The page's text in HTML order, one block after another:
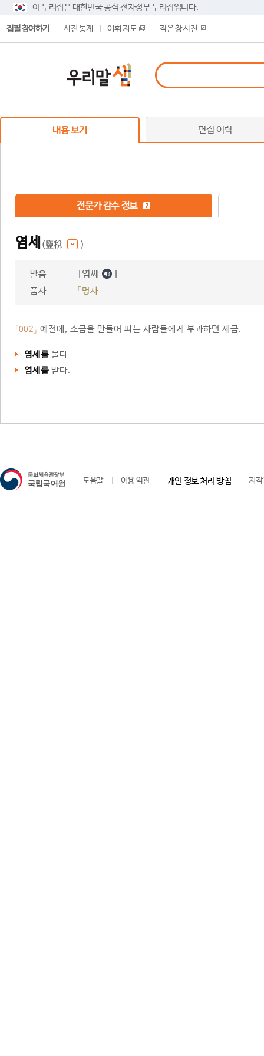
이 누리집은 대한민국 공식 전자정부 누리집입니다.
집필 참여하기 사전 통계 어휘 지도 작은 창 사전
내용 보기 편집 이력
전문가 감수 정보
염세 (鹽稅 )
발음 [염쎄 ]
품사 「명사」
「002」 예전에, 소금을 만들어 파는 사람들에게 부과하던 세금.
염세를 물다.
염세를 받다.
도움말 이용 약관 개인 정보 처리 방침 저